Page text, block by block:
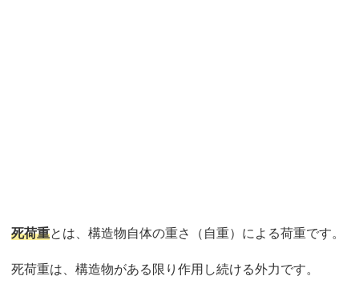
死荷重とは、構造物自体の重さ（自重）による荷重です。
死荷重は、構造物がある限り作用し続ける外力です。